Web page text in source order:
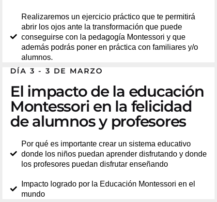
Realizaremos un ejercicio práctico que te permitirá
abrir los ojos ante la transformación que puede
conseguirse con la pedagogía Montessori y que
además podrás poner en práctica con familiares y/o
alumnos.
DÍA 3 - 3 DE MARZO
El impacto de la educación
Montessori en la felicidad
de alumnos y profesores
Por qué es importante crear un sistema educativo
donde los niños puedan aprender disfrutando y donde
los profesores puedan disfrutar enseñando
Impacto logrado por la Educación Montessori en el
mundo